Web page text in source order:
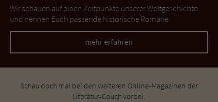
Wir schauen auf einen Zeitpunkte unserer Weltgeschichte
und nennen Euch passende historische Romane.
mehr erfahren
Schau doch mal bei den weiteren Online-Magazinen der
Literatur-Couch vorbei: